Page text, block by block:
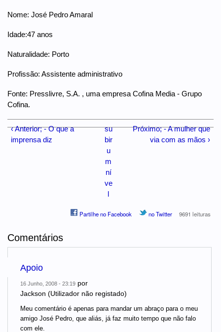
Nome: José Pedro Amaral
Idade:47 anos
Naturalidade: Porto
Profissão: Assistente administrativo
Fonte: Presslivre, S.A. , uma empresa Cofina Media - Grupo
Cofina.
‹ Anterior; - O que a
imprensa diz
su
bir
u
m
ní
ve
l
Próximo; - A mulher que
via com as mãos ›
Partilhe no Facebook no Twitter 9691 leituras
Comentários
Apoio
16 Junho, 2008 - 23:19 por
Jackson (Utilizador não registado)
Meu comentário é apenas para mandar um abraço para o meu
amigo José Pedro, que aliás, já faz muito tempo que não falo
com ele.